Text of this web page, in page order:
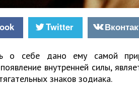
Twitter
о себе дано ему самой
внутренней силы,
знаков зодиака.